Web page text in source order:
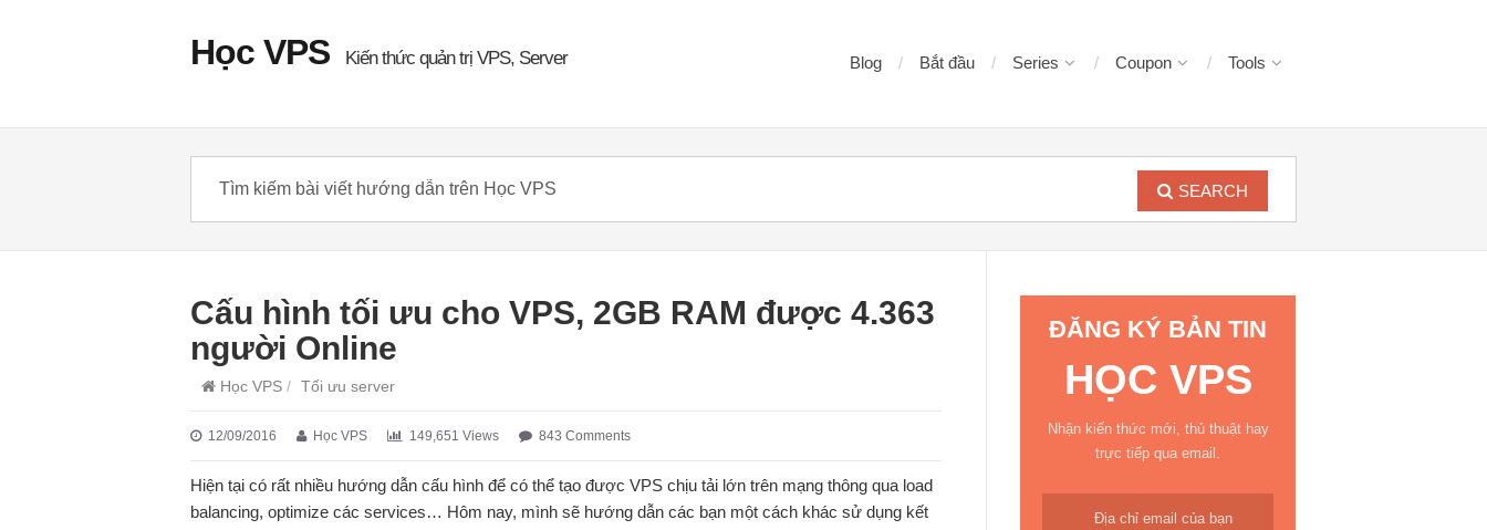
Học VPS Kiến thức quản trị VPS, Server Blog Bắt đầu Series Coupon Tools
SEARCH
Cấu hình tối ưu cho VPS, 2GB RAM được 4.363
người Online
Học VPS / Tối ưu server
12/09/2016 Học VPS 149,651 Views 843 Comments
Hiện tại có rất nhiều hướng dẫn cấu hình để có thể tạo được VPS chịu tải lớn trên mạng thông qua load
balancing, optimize các services… Hôm nay, mình sẽ hướng dẫn các bạn một cách khác sử dụng kết
ĐĂNG KÝ BẢN TIN
HỌC VPS
Nhận kiến thức mới, thủ thuật hay
trực tiếp qua email.